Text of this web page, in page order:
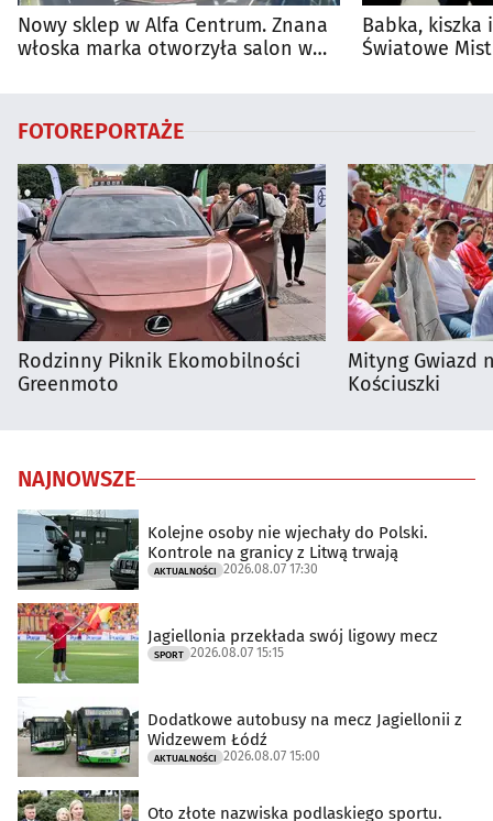
Nowy sklep w Alfa Centrum. Znana
włoska marka otworzyła salon w
Babka, kiszka
Światowe
FOTOREPORTAŻE
Rodzinny Piknik Ekomobilności
Greenmoto
Mityng Gwiazd
Kościuszki
NAJNOWSZE
Kolejne osoby nie wjechały do Polski.
Kontrole na granicy z Litwą trwają
AKTUALNOŚCI 2026.08.07 17:30
Jagiellonia przekłada swój ligowy mecz
SPORT 2026.08.07 15:15
Dodatkowe autobusy na mecz Jagiellonii z
Widzewem Łódź
AKTUALNOŚCI 2026.08.07 15:00
Oto złote nazwiska podlaskiego sportu.